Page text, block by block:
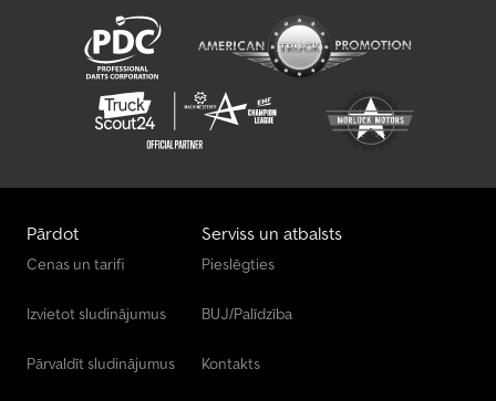
Pārdot
Cenas un tarifi
Izvietot sludinājumus
Pārvaldīt sludinājumus
Serviss un atbalsts
Pieslēgties
BUJ/Palīdzība
Kontakts